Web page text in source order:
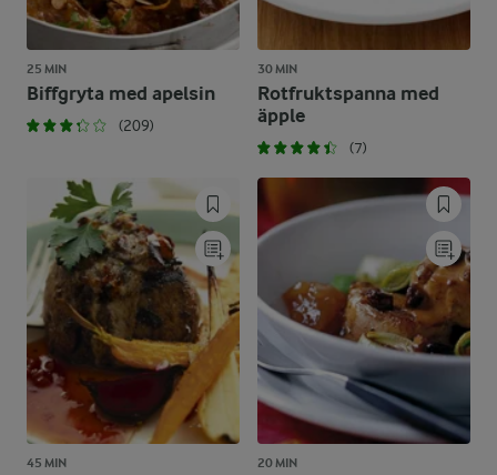
25 MIN
Biffgryta med apelsin
(209)
30 MIN
Rotfruktspanna med
äpple
(7)
45 MIN 20 MIN